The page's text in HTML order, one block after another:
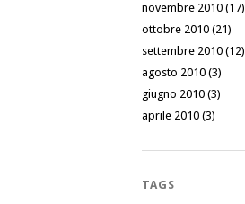
novembre 2010 (17)
ottobre 2010 (21)
settembre 2010 (12)
agosto 2010 (3)
giugno 2010 (3)
aprile 2010 (3)
TAGS